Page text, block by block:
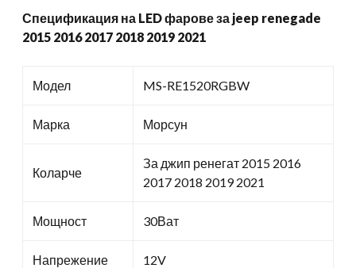
Спецификация на LED фарове за jeep renegade
2015 2016 2017 2018 2019 2021
Модел MS-RE1520RGBW
Марка Морсун
Коларче
За джип ренегат 2015 2016
2017 2018 2019 2021
Мощност 30Ват
Напрежение 12V